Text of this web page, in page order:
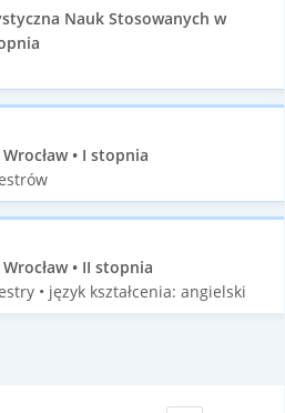
Nauk Stosowanych w
• I stopnia
• II stopnia
• język kształcenia: angielski